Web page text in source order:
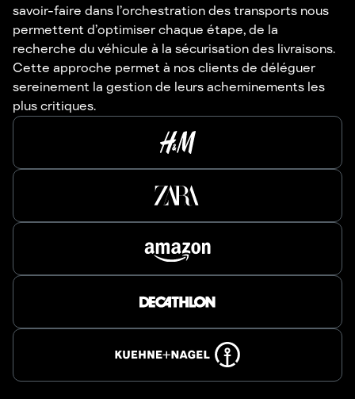
savoir-faire dans l’orchestration des transports nous
permettent d’optimiser chaque étape, de la
recherche du véhicule à la sécurisation des livraisons.
Cette approche permet à nos clients de déléguer
sereinement la gestion de leurs acheminements les
plus critiques.